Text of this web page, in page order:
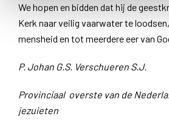
We hopen en bidden dat hij de
Kerk naar veilig vaarwater te
mensheid en tot meerdere eer van
P. Johan G.S. Verschueren S.J.
Provinciaal overste van de
jezuieten